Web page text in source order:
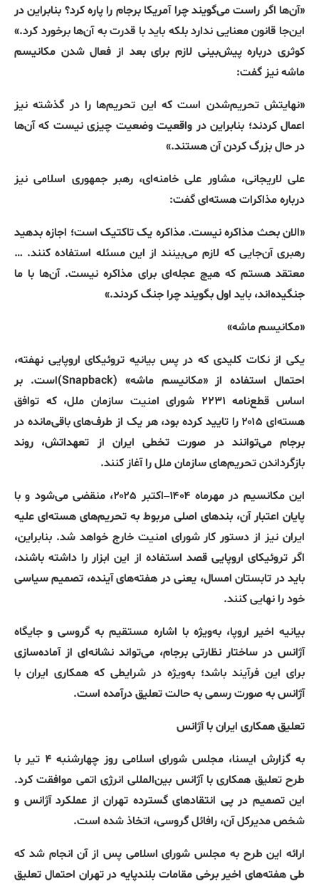
«آن‌ها اگر راست می‌گویند چرا آمریکا برجام را پاره کرد؟ بنابراین در
این‌جا قانون معنایی ندارد بلکه باید با قدرت به آن‌ها برخورد کرد.»
کوثری درباره پیش‌بینی لازم برای بعد از فعال شدن مکانیسم
ماشه نیز گفت:
«نهایتش تحریم‌شدن است که این تحریم‌ها را در گذشته نیز
اعمال کردند؛ بنابراین در واقعیت وضعیت چیزی نیست که آن‌ها
در حال بزرگ کردن آن هستند.»
علی لاریجانی، مشاور علی خامنه‌ای، رهبر جمهوری اسلامی نیز
درباره مذاکرات هسته‌ای گفت:
«الان بحث مذاکره نیست.مذاکره یک تاکتیک است؛ اجازه بدهید
رهبری آن‌جایی که لازم می‌بینند از این مسئله استفاده کنند. …
معتقد هستم که هیچ عجله‌ای برای مذاکره نیست.آن‌ها با ما
جنگیده‌اند، باید اول بگویند چرا جنگ کردند.»
«مکانیسمماشه»
یکی از نکات کلیدی که در پس بیانیه تروئیکای اروپایی نهفته،
احتمال استفاده از«مکانیسم ماشه» (Snapback)‌ است. بر
اساس قطع‌نامه ۲۲۳۱ شورای امنیت سازمان ملل، که توافق
هسته‌ای ۲۰۱۵ را تایید کرده بود، هر یک از طرف‌های باقی‌مانده در
برجام می‌توانند در صورت تخطی ایران از تعهداتش، روند
بازگرداندن تحریم‌های سازمان ملل را آغاز کنند.
این مکانسیم در مهرماه ۱۴۰۴ –
اکتبر ۲۰۲۵، منقضی می‌شود و با
پایان اعتبار آن، بندهای اصلی مربوط به تحریم‌های هسته‌ای علیه
ایران نیز از دستور کار شورای امنیت خارج خواهد شد. بنابراین،
اگر تروئیکای اروپایی قصد استفاده از این ابزار را داشته باشند،
باید در تابستان امسال، یعنی در هفته‌های آینده، تصمیم سیاسی
خود را نهایی کنند.
بیانیه اخیر اروپا، به‌ویژه با اشاره مستقیم به گروسی و جایگاه
آژانس در ساختار نظارتی برجام، می‌تواند نشانه‌ای از آماده‌سازی
برای این فرآیند باشد؛ به‌ویژه در شرایطی که همکاری ایران با
آژانس به صورت رسمی به حالت تعلیق درآمده است.
تعلیقهمکاری ایرانباآژانس
به گزارش ایسنا، مجلس شورای اسلامی روز چهارشنبه ۴ تیر با
طرح تعلیق همکاری با آژانس بین‌المللی انرژی اتمی موافقت کرد.
این تصمیم در پی انتقادهای گسترده تهران از عملکرد آژانس و
شخص مدیرکل آن، رافائل گروسی، اتخاذ شده است.
ارائه این طرح به مجلس شورای اسلامی پس از آن انجام شد که
طی هفته‌های اخیر برخی مقامات بلندپایه در تهران احتمال تعلیق